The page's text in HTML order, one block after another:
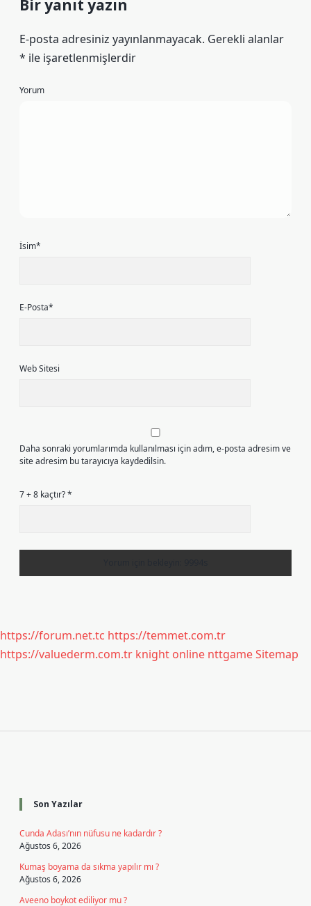
Bir yanıt yazın
E-posta adresiniz yayınlanmayacak. Gerekli alanlar
* ile işaretlenmişlerdir
Yorum
İsim*
E-Posta*
Web Sitesi
Daha sonraki yorumlarımda kullanılması için adım, e-posta adresim ve
site adresim bu tarayıcıya kaydedilsin.
7 + 8 kaçtır?*
https://forum.net.tc https://temmet.com.tr
https://valuederm.com.tr knight online nttgameSitemap
Son Yazılar
Cunda Adası’nın nüfusu ne kadardır ?
Ağustos 6, 2026
Kumaş boyama da sıkma yapılır mı ?
Ağustos 6, 2026
Aveeno boykot ediliyor mu ?